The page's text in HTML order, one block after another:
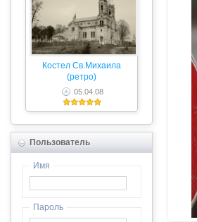
Костел Св.Михаила
(ретро)
05.04.08
Пользователь
Имя
Пароль